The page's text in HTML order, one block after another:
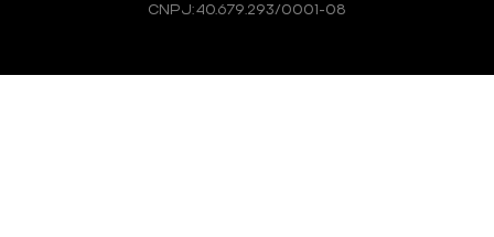
CNPJ: 40.679.293/0001-08